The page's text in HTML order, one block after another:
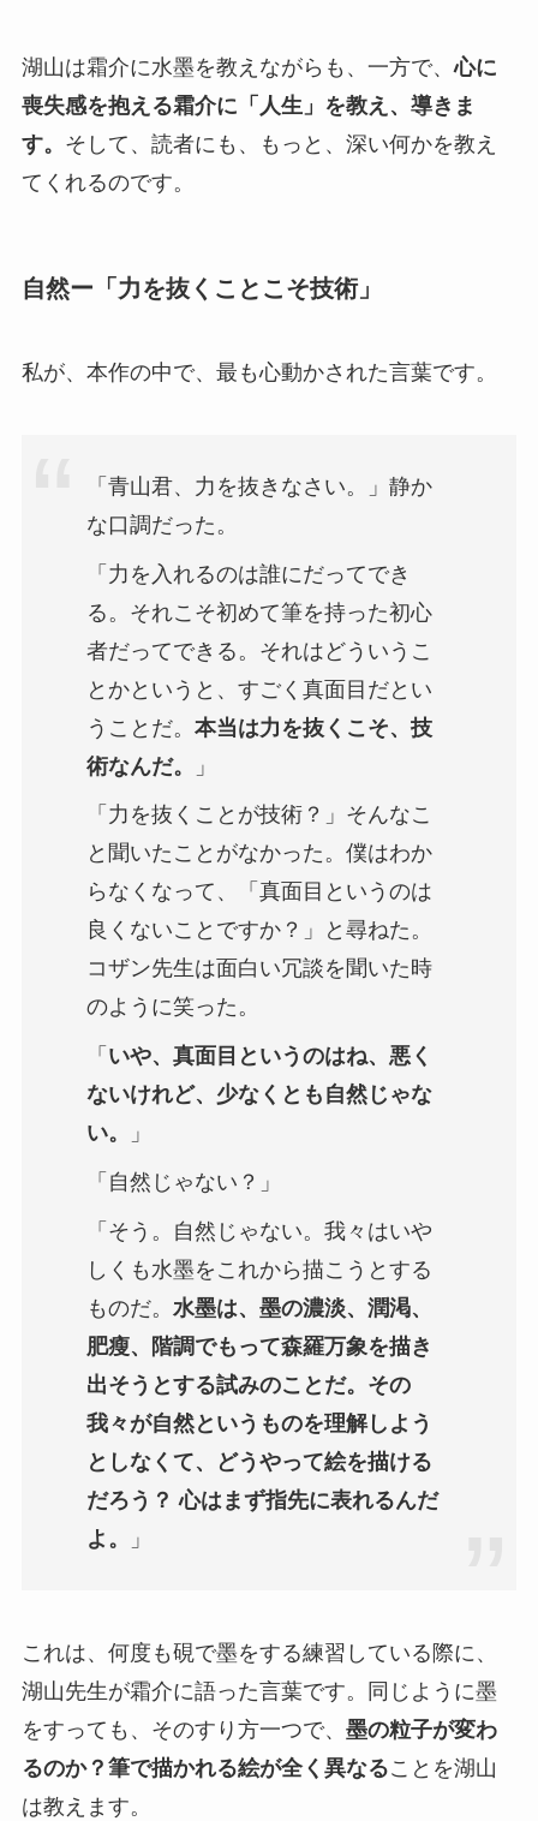
湖山は霜介に水墨を教えながらも、一方で、心に
喪失感を抱える霜介に「人生」を教え、導きま
す。 そして、読者にも、もっと、深い何かを教え
てくれるのです。
自然ー「力を抜くことこそ技術」
私が、本作の中で、最も心動かされた言葉です。
「青山君、力を抜きなさい。」静か
な口調だった。
「力を入れるのは誰にだってでき
る。それこそ初めて筆を持った初心
者だってできる。それはどういうこ
とかというと、すごく真面目だとい
うことだ。 本当は力を抜くこそ、技
術なんだ。
」
「力を抜くことが技術？」そんなこ
と聞いたことがなかった。僕はわか
らなくなって、「真面目というのは
良くないことですか？」と尋ねた。
コザン先生は面白い冗談を聞いた時
のように笑った。
「 いや、真面目というのはね、悪く
ないけれど、少なくとも自然じゃな
い。
」
「自然じゃない？」
「そう。自然じゃない。我々はいや
しくも水墨をこれから描こうとする
ものだ。 水墨は、墨の濃淡、潤渇、
肥瘦、階調でもって森羅万象を描き
出そうとする試みのことだ。その
我々が自然というものを理解しよう
としなくて、どうやって絵を描ける
だろう？ 心はまず指先に表れるんだ
よ。
」
これは、何度も硯で墨をする練習している際に、
湖山先生が霜介に語った言葉です。同じように墨
をすっても、そのすり方一つで、 墨の粒子が変わ
るのか？筆で描かれる絵が全く異なることを湖山
は教えます。